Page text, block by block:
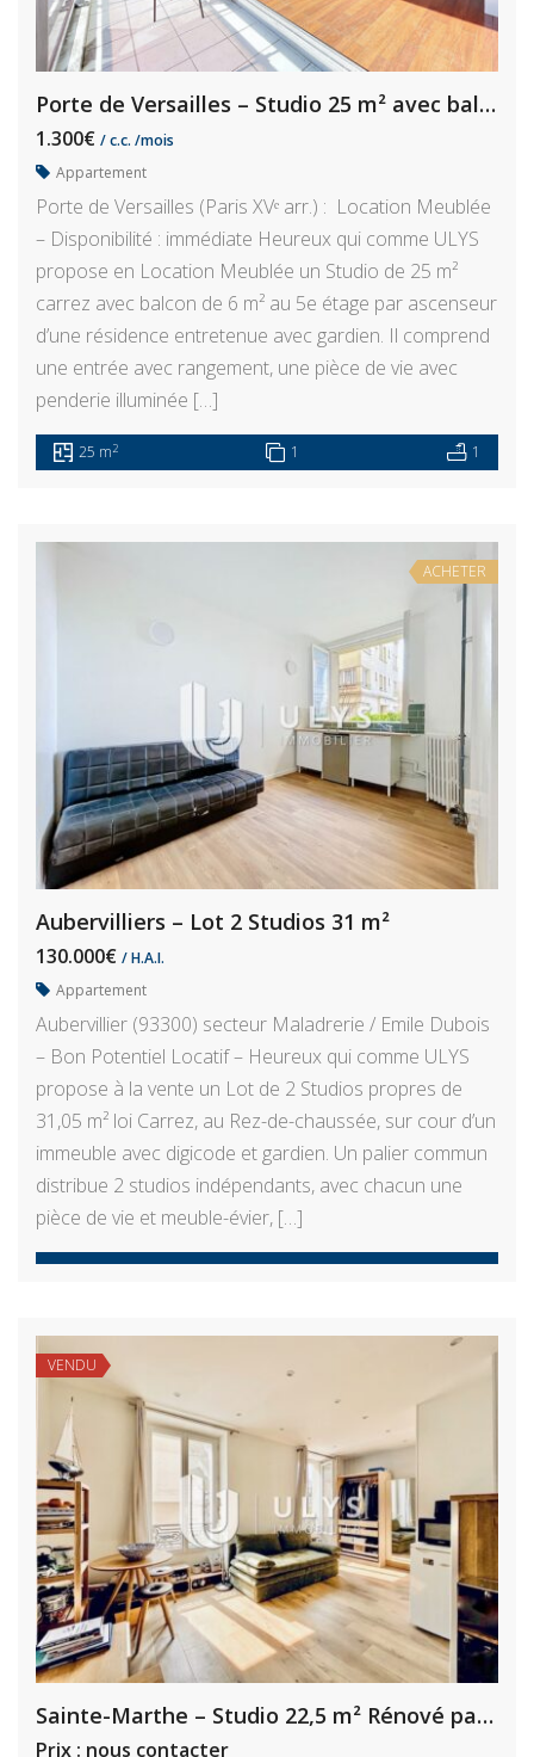
Porte de Versailles – Studio 25 m² avec balcon 6 m²
1.300€ / c.c. /mois
Appartement
Porte de Versailles (Paris XVᵉ arr.) : Location Meublée
– Disponibilité : immédiate Heureux qui comme ULYS
propose en Location Meublée un Studio de 25 m²
carrez avec balcon de 6 m² au 5e étage par ascenseur
d’une résidence entretenue avec gardien. Il comprend
une entrée avec rangement, une pièce de vie avec
penderie illuminée […]
25 m2 1 1
ACHETER
Aubervilliers – Lot 2 Studios 31 m²
130.000€ / H.A.I.
Appartement
Aubervillier (93300) secteur Maladrerie / Emile Dubois
– Bon Potentiel Locatif – Heureux qui comme ULYS
propose à la vente un Lot de 2 Studios propres de
31,05 m² loi Carrez, au Rez-de-chaussée, sur cour d’un
immeuble avec digicode et gardien. Un palier commun
distribue 2 studios indépendants, avec chacun une
pièce de vie et meuble-évier, […]
VENDU
Sainte-Marthe – Studio 22,5 m² Rénové par architecte
Prix : nous contacter